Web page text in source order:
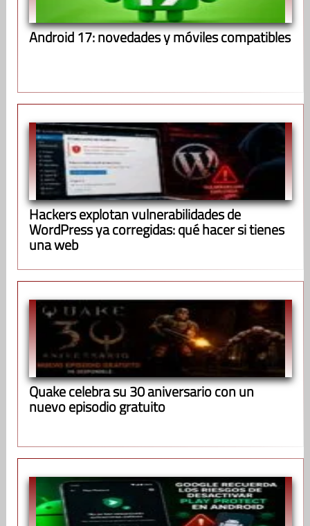
Android 17: novedades y móviles compatibles
Hackers explotan vulnerabilidades de
WordPress ya corregidas: qué hacer si tienes
una web
Quake celebra su 30 aniversario con un
nuevo episodio gratuito